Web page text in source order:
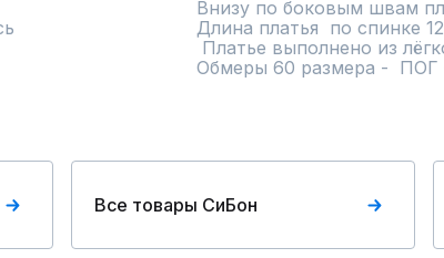
Внизу по боковым швам
Длина платья  по спинке
Обмеры 60 размера -  ПОГ
Все товары СиБон